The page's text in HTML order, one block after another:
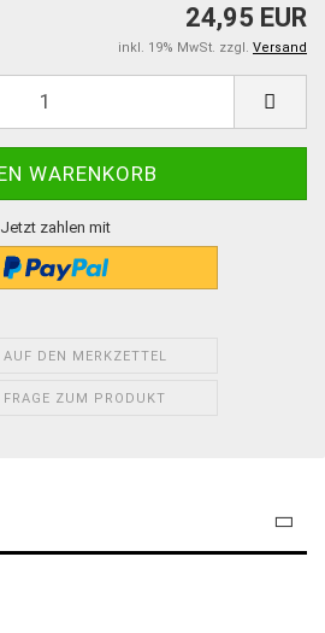
24,95 EUR
inkl. 19% MwSt. zzgl. Versand
Jetzt zahlen mit
AUF DEN MERKZETTEL
FRAGE ZUM PRODUKT